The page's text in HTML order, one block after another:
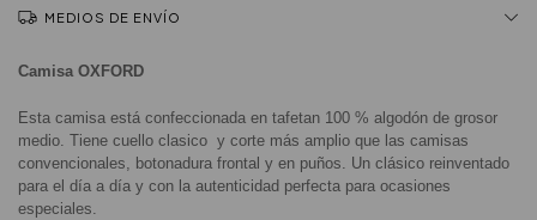
MEDIOS DE ENVÍO
Camisa OXFORD
Esta camisa está confeccionada en tafetan 100 % algodón de grosor
medio. Tiene cuello clasico  y corte más amplio que las camisas
convencionales, botonadura frontal y en puños. Un clásico reinventado
para el día a día y con la autenticidad perfecta para ocasiones
especiales.